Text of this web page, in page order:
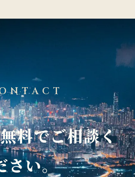
料でご相談く
さい。